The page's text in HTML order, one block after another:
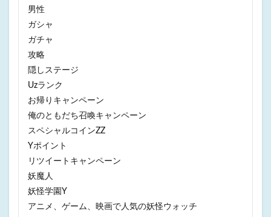
男性
ガシャ
ガチャ
攻略
隠しステージ
Uzランク
お帰りキャンペーン
俺のともだち召喚キャンペーン
スペシャルコインZZ
Yポイント
リツイートキャンペーン
妖魔人
妖怪学園Y
アニメ、ゲーム、映画で人気の妖怪ウォッチ